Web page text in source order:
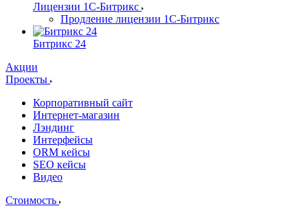
Лицензии 1С-Битрикс
Продление лицензии 1С-Битрикс
Битрикс 24
Акции
Проекты
Корпоративный сайт
Интернет-магазин
Лэндинг
Интерфейсы
ORM кейсы
SEO кейсы
Видео
Стоимость